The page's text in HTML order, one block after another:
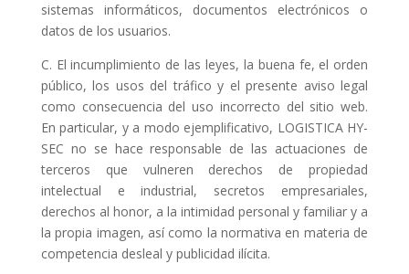
sistemas informáticos, documentos electrónicos o
datos de los usuarios.
C. El incumplimiento de las leyes, la buena fe, el orden
público, los usos del tráfico y el presente aviso legal
como consecuencia del uso incorrecto del sitio web.
En particular, y a modo ejemplificativo, LOGISTICA HY-
SEC no se hace responsable de las actuaciones de
terceros que vulneren derechos de propiedad
intelectual e industrial, secretos empresariales,
derechos al honor, a la intimidad personal y familiar y a
la propia imagen, así como la normativa en materia de
competencia desleal y publicidad ilícita.